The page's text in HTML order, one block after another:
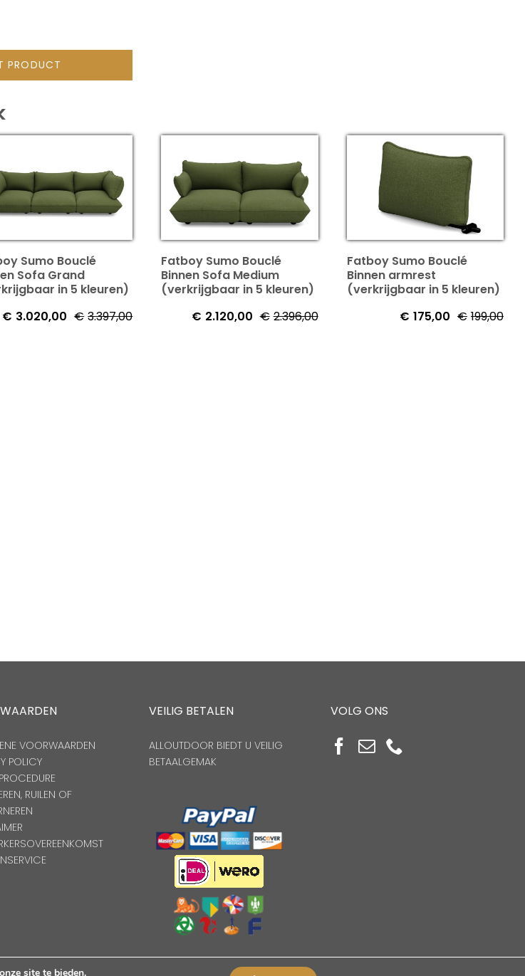
PRODUCT
Sumo Bouclé
Sofa Grand
in 5 kleuren)
€ 3.397,00
€ 3.020,00
Fatboy Sumo Bouclé
Binnen Sofa Medium
(verkrijgbaar in 5 kleuren)
€ 2.396,00
€ 2.120,00
Fatboy Sumo Bouclé
Binnen armrest
(verkrijgbaar in 5 kleuren)
€ 199,00
€ 175,00
VOORWAARDEN
POLICY
RUILEN OF
VEILIG BETALEN
ALLOUTDOOR BIEDT U VEILIG
BETAALGEMAK
VOLG ONS
© 2026. Alle Rechten Voorbehouden
site te bieden.